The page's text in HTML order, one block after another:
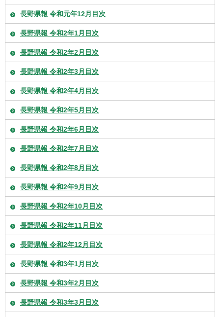
長野県報 令和元年12月目次
長野県報 令和2年1月目次
長野県報 令和2年2月目次
長野県報 令和2年3月目次
長野県報 令和2年4月目次
長野県報 令和2年5月目次
長野県報 令和2年6月目次
長野県報 令和2年7月目次
長野県報 令和2年8月目次
長野県報 令和2年9月目次
長野県報 令和2年10月目次
長野県報 令和2年11月目次
長野県報 令和2年12月目次
長野県報 令和3年1月目次
長野県報 令和3年2月目次
長野県報 令和3年3月目次